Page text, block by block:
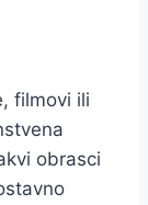
filmovi ili
obrasci